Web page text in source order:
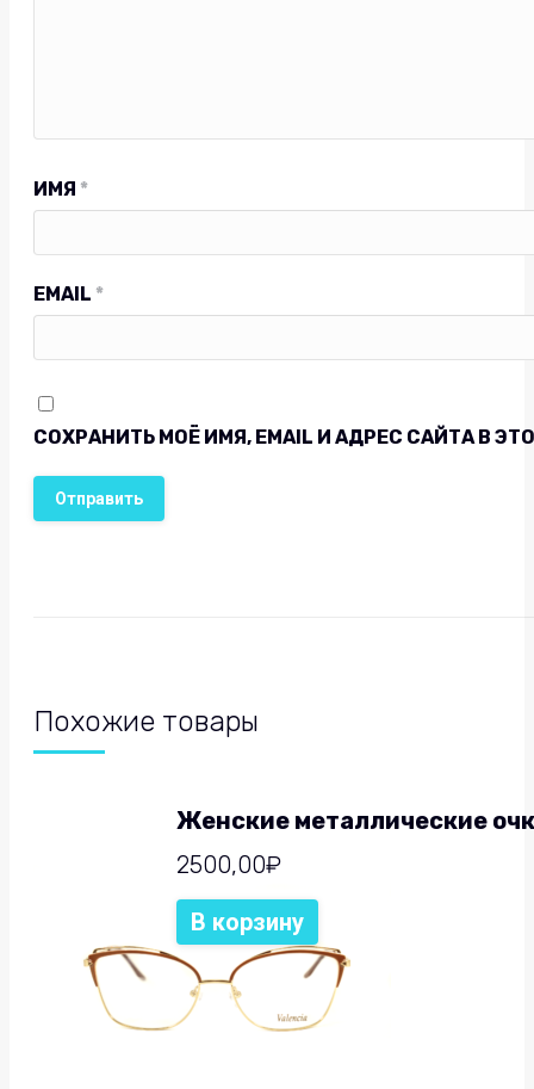
ИМЯ *
EMAIL *
СОХРАНИТЬ МОЁ ИМЯ, EMAIL И АДРЕС САЙТА В
Похожие товары
Женские металлические
2500,00₽
В корзину